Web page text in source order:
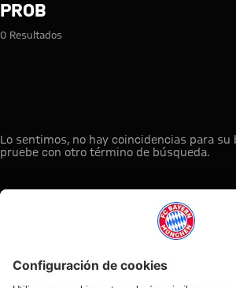
Búsqueda: ProB
PROB
0 Resultados
Lo sentimos, no hay coincidencias para su
pruebe con otro término de búsqueda.
A la página principal